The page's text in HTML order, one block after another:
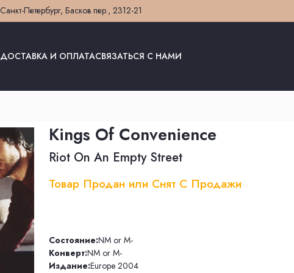
| Санкт-Петербург, Басков пер., 2312-21
ДОСТАВКА И ОПЛАТАСВЯЗАТЬСЯ С НАМИ
Kings Of Convenience
Riot On An Empty Street
Товар Продан или Снят С Продажи
Состояние:NM or M-
Конверт:NM or M-
Издание:Europe 2004